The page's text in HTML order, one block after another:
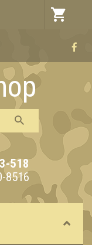
518
8516